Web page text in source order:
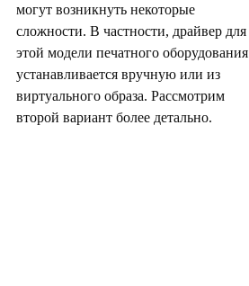
могут возникнуть некоторые
сложности. В частности, драйвер для
этой модели печатного оборудования
устанавливается вручную или из
виртуального образа. Рассмотрим
второй вариант более детально.